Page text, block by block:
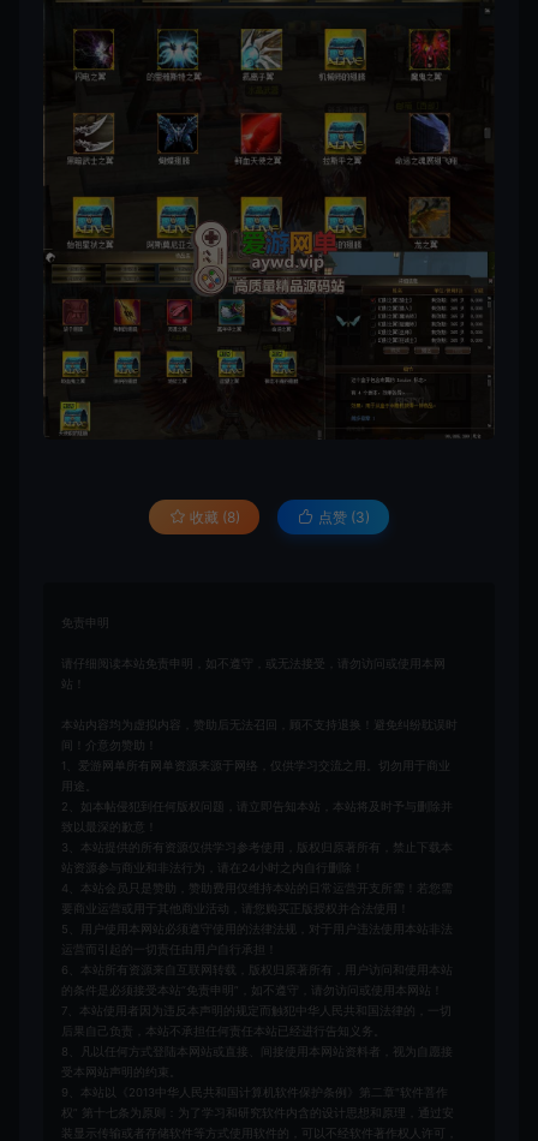
收藏 (8) 点赞 (3)
免责申明
请仔细阅读本站免责申明，如不遵守，或无法接受，请勿访问或使用本网
站！
本站内容均为虚拟内容，赞助后无法召回，顾不支持退换！避免纠纷耽误时
间！介意勿赞助！
1、爱游网单所有网单资源来源于网络，仅供学习交流之用。切勿用于商业
用途。
2、如本帖侵犯到任何版权问题，请立即告知本站，本站将及时予与删除并
致以最深的歉意！
3、本站提供的所有资源仅供学习参考使用，版权归原著所有，禁止下载本
站资源参与商业和非法行为，请在24小时之内自行删除！
4、本站会员只是赞助，赞助费用仅维持本站的日常运营开支所需！若您需
要商业运营或用于其他商业活动，请您购买正版授权并合法使用！
5、用户使用本网站必须遵守使用的法律法规，对于用户违法使用本站非法
运营而引起的一切责任由用户自行承担！
6、本站所有资源来自互联网转载，版权归原著所有，用户访问和使用本站
的条件是必须接受本站“免责申明”，如不遵守，请勿访问或使用本网站！
7、本站使用者因为违反本声明的规定而触犯中华人民共和国法律的，一切
后果自己负责，本站不承担任何责任本站已经进行告知义务。
8、凡以任何方式登陆本网站或直接、间接使用本网站资料者，视为自愿接
受本网站声明的约束。
9、本站以《2013中华人民共和国计算机软件保护条例》第二章"软件菩作
权” 第十七条为原则：为了学习和研究软件内含的设计思想和原理，通过安
装显示传输或者存储软件等方式使用软件的，可以不经软件著作权人许可，